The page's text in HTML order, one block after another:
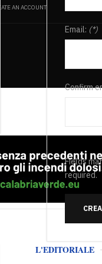
AN ACCOUNT
Email: (*)
Confirm
Fields
required.
L'EDITORIALE